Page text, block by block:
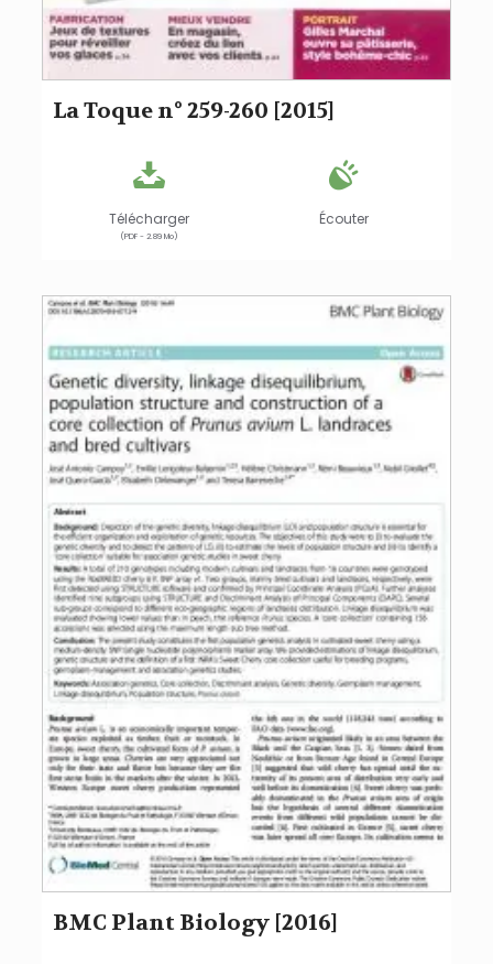
La Toque n° 259-260 [2015]
Télécharger
(PDF - 2.89 Mo)
Écouter
BMC Plant Biology [2016]